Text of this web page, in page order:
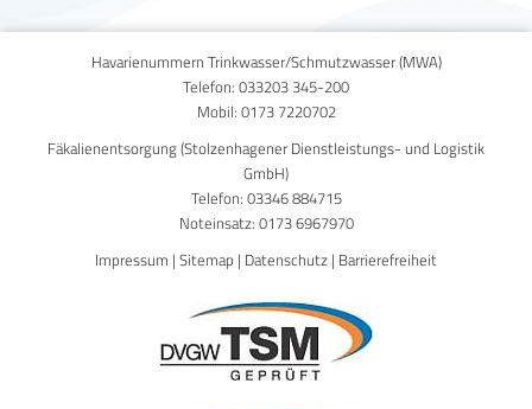
Published on15. September 2025
Havarienummern Trinkwasser/Schmutzwasser (MWA)
Telefon: 033203 345-200
Mobil: 0173 7220702
Fäkalienentsorgung (Stolzenhagener Dienstleistungs- und Logistik
GmbH)
Telefon: 03346 884715
Noteinsatz: 0173 6967970
Impressum | Sitemap | Datenschutz | Barrierefreiheit